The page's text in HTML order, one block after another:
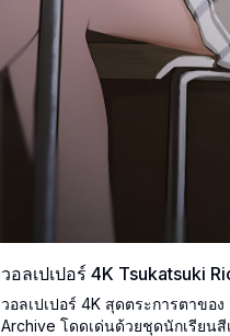
วอลเปเปอร์ 4K Tsukatsuki
วอลเปเปอร์ 4K สุดตระการตาขอ
Archive โดดเด่นด้วยชุดนักเรียน